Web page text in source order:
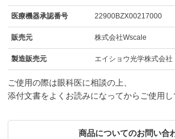
医療機器承認番号 22900BZX00217000
販売元 株式会社Wscale
製造販売元 エイショウ光学株式会社
ご使用の際は眼科医に相談の上、
添付文書をよくお読みになってからご使用し
商品についてのお問い合